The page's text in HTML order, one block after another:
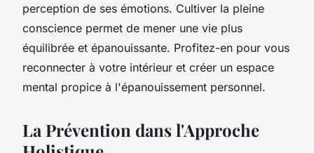
perception de ses émotions. Cultiver la pleine
conscience permet de mener une vie plus
équilibrée et épanouissante. Profitez-en pour vous
reconnecter à votre intérieur et créer un espace
mental propice à l'épanouissement personnel.
La Prévention dans l'Approche